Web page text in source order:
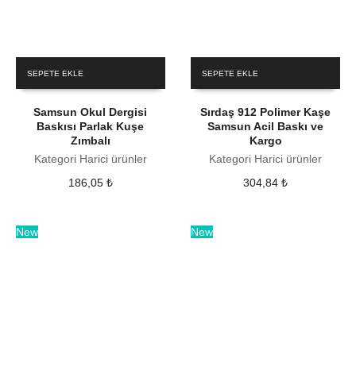
SEPETE EKLE
Samsun Okul Dergisi
Baskısı Parlak Kuşe
Zımbalı
Kategori Harici ürünler
186,05 ₺
SEPETE EKLE
Sırdaş 912 Polimer Kaşe
Samsun Acil Baskı ve
Kargo
Kategori Harici ürünler
304,84₺
New New